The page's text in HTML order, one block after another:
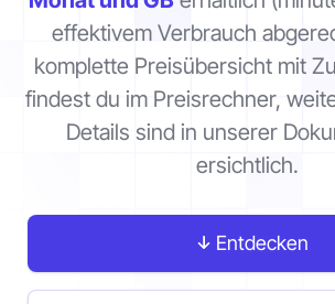
Preisrechner
Kontakt
Los geht's
effektivem Verbrauch
komplette Preisübersicht mit
findest du im Preisrechner,
Details sind in unserer
ersichtlich.
Entdecken